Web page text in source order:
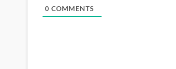
0 COMMENTS